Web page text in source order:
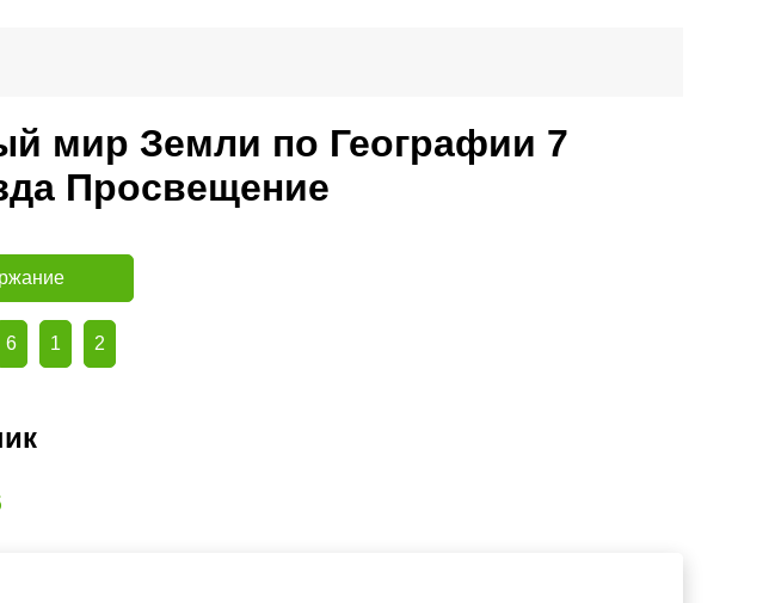
мир Земли по Географии 7
Просвещение
6 1 2